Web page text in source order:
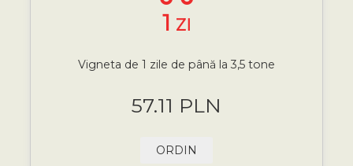
1 ZI
Vigneta de 1 zile de până la 3,5 tone
57.11 PLN
ORDIN